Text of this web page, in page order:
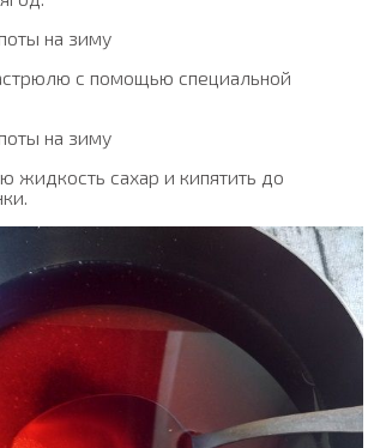
с помощью специальной
жидкость сахар и кипятить до